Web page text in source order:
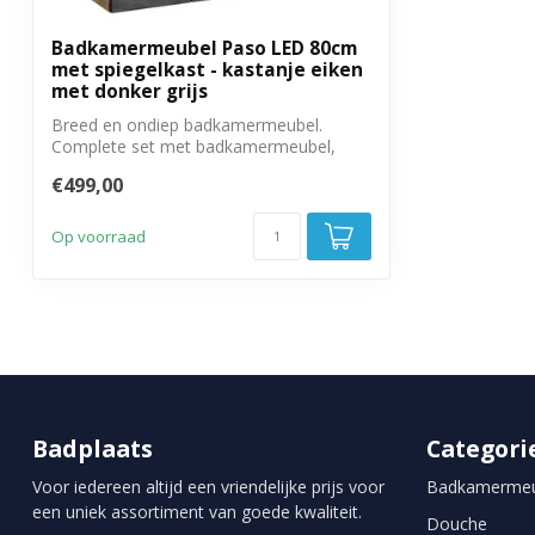
Badkamermeubel Paso LED 80cm
met spiegelkast - kastanje eiken
met donker grijs
Breed en ondiep badkamermeubel.
Complete set met badkamermeubel,
€499,00
Op voorraad
Badplaats
Voor iedereen altijd een vriendelijke prijs voor
een uniek assortiment van goede kwaliteit.
Douche